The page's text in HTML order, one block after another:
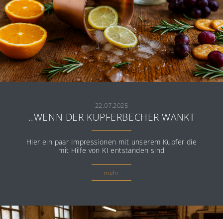
22.07.2025
..WENN DER KUPFERBECHER WANKT
Hier ein paar Impressionen mit unserem Kupfer die
mit Hilfe von KI entstanden sind
mehr